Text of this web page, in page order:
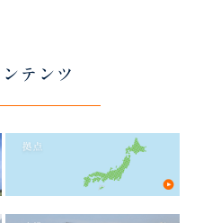
テンツ